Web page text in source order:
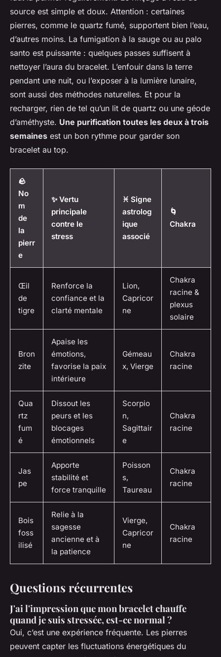
source est simple et doux. Attention : certaines
pierres, comme le quartz fumé, supportent bien l’eau,
d’autres moins. La fumigation à la sauge ou au palo
santo est puissante : quelques passes suffisent à
nettoyer l’aura du bracelet. L’enfouir dans la terre
pendant une nuit, ou l’exposer à la lumière lunaire,
sont aussi des méthodes naturelles. Et pour la
recharger, rien de tel qu’un lit de quartz ou une géode
d’améthyste. Une purification toutes les deux à trois
semaines est un bon rythme pour garder son
bracelet au top.
🪨
No
m
de
la
pierr
e
✨ Vertu
principale
contre le
stress
♓ Signe
astrolog
ique
associé
🌀
Chakra
Œil
de
tigre
Renforce la
confiance et la
clarté mentale
Lion,
Capricor
ne
Chakra
racine &
plexus
solaire
Bron
zite
Apaise les
émotions,
favorise la paix
intérieure
Gémeau
x, Vierge
Chakra
racine
Qua
rtz
fum
é
Dissout les
peurs et les
blocages
émotionnels
Scorpio
n,
Sagittair
e
Chakra
racine
Jas
pe
Apporte
stabilité et
force tranquille
Poisson
s,
Taureau
Chakra
racine
Bois
foss
ilisé
Relie à la
sagesse
ancienne et à
la patience
Vierge,
Capricor
ne
Chakra
racine
Questions récurrentes
J'ai l'impression que mon bracelet chauffe
quand je suis stressée, est-ce normal ?
Oui, c’est une expérience fréquente. Les pierres
peuvent capter les fluctuations énergétiques du